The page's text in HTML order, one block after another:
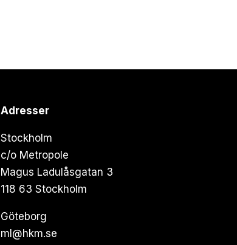
Adresser
Stockholm
c/o Metropole
Magus Ladulåsgatan 3
118 63 Stockholm
Göteborg
ml@hkm.se